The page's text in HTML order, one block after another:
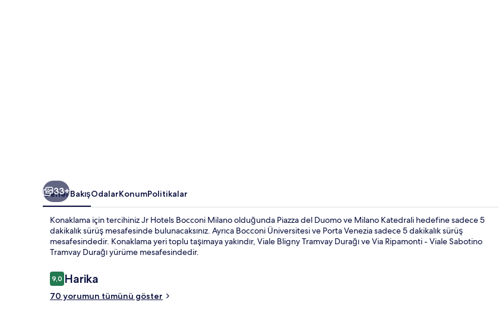
33+
Genel BakışOdalarKonumPolitikalar
Konaklama için tercihiniz Jr Hotels Bocconi Milano olduğunda Piazza del Duomo ve Milano Katedrali hedefine sadece 5
dakikalık sürüş mesafesinde bulunacaksınız. Ayrıca Bocconi Üniversitesi ve Porta Venezia sadece 5 dakikalık sürüş
mesafesindedir. Konaklama yeri toplu taşımaya yakındır, Viale Bligny Tramvay Durağı ve Via Ripamonti - Viale Sabotino
Tramvay Durağı yürüme mesafesindedir.
Yorumlar
9,09,0/10
Harika
70 yorumun tümünü göster